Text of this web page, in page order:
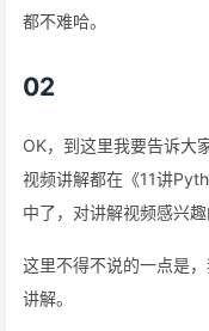
都不难哈。
02
OK，到这里我要告诉大
视频讲解都在《11讲
中了，对讲解视频感兴
这里不得不说的一点是
讲解。